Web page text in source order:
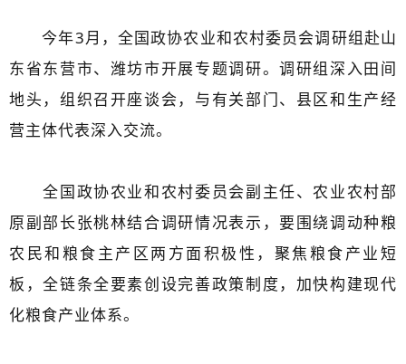
今年3月，全国政协农业和农村委员会调研组赴山
东省东营市、潍坊市开展专题调研。调研组深入田间
地头，组织召开座谈会，与有关部门、县区和生产经
营主体代表深入交流。
全国政协农业和农村委员会副主任、农业农村部
原副部长张桃林结合调研情况表示，要围绕调动种粮
农民和粮食主产区两方面积极性，聚焦粮食产业短
板，全链条全要素创设完善政策制度，加快构建现代
化粮食产业体系。